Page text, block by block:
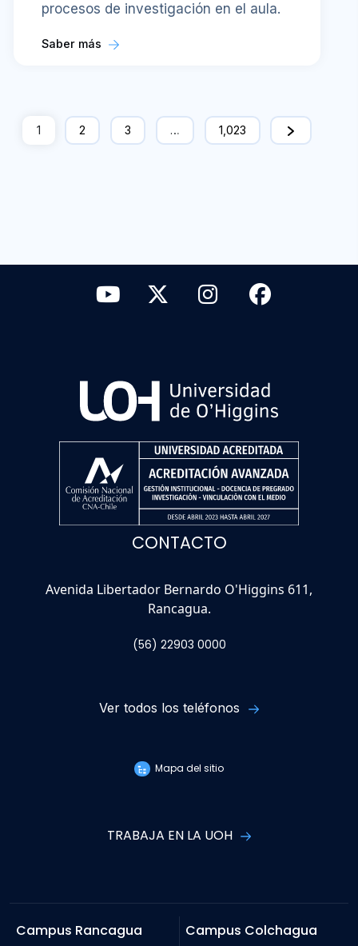
procesos de investigación en el aula.
Saber más
1 2 3 … 1,023
CONTACTO
Avenida Libertador Bernardo O'Higgins 611,
Rancagua.
(56) 22903 0000
Ver todos los teléfonos
Mapa del sitio
TRABAJA EN LA UOH
Campus Rancagua
Campus Colchagua